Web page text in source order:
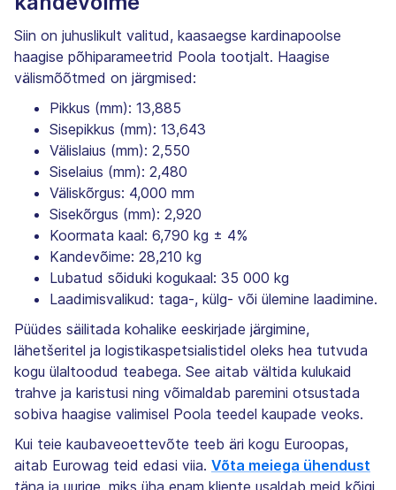
Siin on juhuslikult valitud, kaasaegse kardinapoolse
haagise põhiparameetrid Poola tootjalt. Haagise
välismõõtmed on järgmised:
Pikkus (mm): 13,885
Sisepikkus (mm): 13,643
Välislaius (mm): 2,550
Siselaius (mm): 2,480
Väliskõrgus: 4,000 mm
Sisekõrgus (mm): 2,920
Koormata kaal: 6,790 kg ± 4%
Kandevõime: 28,210 kg
Lubatud sõiduki kogukaal: 35 000 kg
Laadimisvalikud: taga-, külg- või ülemine laadimine.
Püüdes säilitada kohalike eeskirjade järgimine,
lähetšeritel ja logistikaspetsialistidel oleks hea tutvuda
kogu ülaltoodud teabega. See aitab vältida kulukaid
trahve ja karistusi ning võimaldab paremini otsustada
sobiva haagise valimisel Poola teedel kaupade veoks.
Kui teie kaubaveoettevõte teeb äri kogu Euroopas,
aitab Eurowag teid edasi viia. Võta meiega ühendust
täna ja uurige, miks üha enam kliente usaldab meid kõigi